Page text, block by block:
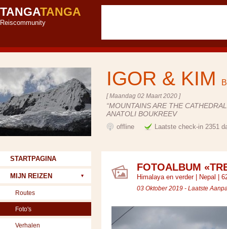
TANGATANGA
Reiscommunity
IGOR & KIM
[ Maandag 02 Maart 2020 ]
“MOUNTAINS ARE THE
ANATOLI BOUKREEV
offline Laatste check-in 2351
FOTOALBUM
Himalaya en verder| Nepal |
03 Oktober 2019 - Laatste
STARTPAGINA
MIJN REIZEN
Routes
Foto's
Verhalen